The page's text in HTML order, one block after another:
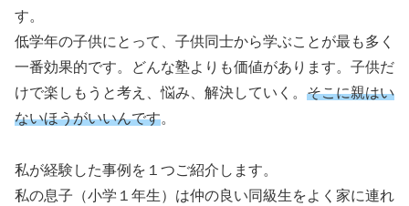
す。
低学年の子供にとって、子供同士から学ぶことが最も多く
一番効果的です。どんな塾よりも価値があります。子供だ
けで楽しもうと考え、悩み、解決していく。 そこに親はい
ないほうがいいんです。
私が経験した事例を１つご紹介します。
私の息子（小学１年生）は仲の良い同級生をよく家に連れ